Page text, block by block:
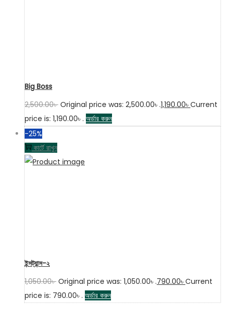
Big Boss
2,500.00৳ Original price was: 2,500.00৳ .1,190.00৳ Current
price is: 1,190.00৳ . অর্ডার করুন
-25%
কার্টে রাখুন
ইন্সট্যান্স-২
1,050.00৳ Original price was: 1,050.00৳ .790.00৳ Current
price is: 790.00৳ . অর্ডার করুন